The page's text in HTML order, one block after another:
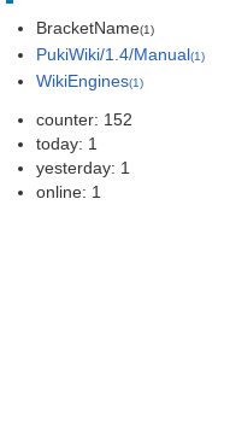
BracketName(1)
PukiWiki/1.4/Manual(1)
WikiEngines(1)
counter: 152
today: 1
yesterday: 1
online: 1